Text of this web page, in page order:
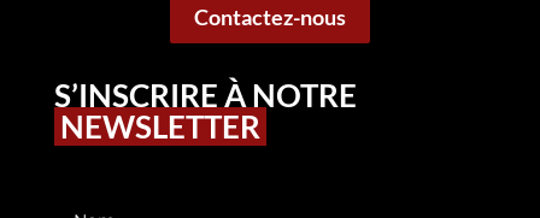
Contactez-nous
S’INSCRIRE À NOTRE
NEWSLETTER